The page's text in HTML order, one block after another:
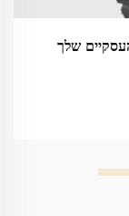
שלך